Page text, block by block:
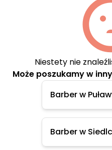
Niestety nie
Może poszukamy w
Barber w
Barber w